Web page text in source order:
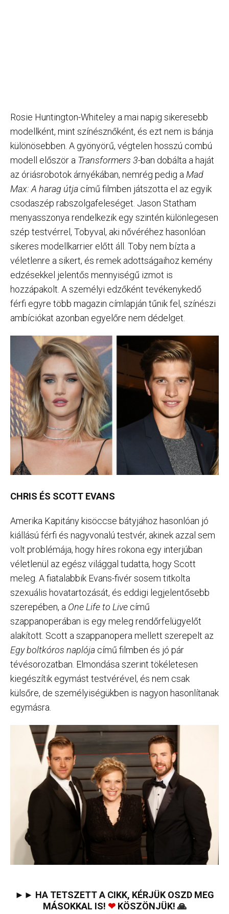
Rosie Huntington-Whiteley a mai napig sikeresebb
modellként, mint színésznőként, és ezt nem is bánja
különösebben. A gyönyörű, végtelen hosszú combú
modell először a Transformers 3-ban dobálta a haját
az óriásrobotok árnyékában, nemrég pedig aMad
Max: A harag útja című filmben játszotta el az egyik
csodaszép rabszolgafeleséget. Jason Statham
menyasszonya rendelkezik egy szintén különlegesen
szép testvérrel, Tobyval, aki nővéréhez hasonlóan
sikeres modellkarrier előtt áll. Toby nem bízta a
véletlenre a sikert, és remek adottságaihoz kemény
edzésekkel jelentős mennyiségű izmot is
hozzápakolt. A személyi edzőként tevékenykedő
férfi egyre több magazin címlapján tűnik fel, színészi
ambíciókat azonban egyelőre nem dédelget.
CHRIS ÉS SCOTT EVANS
Amerika Kapitány kisöccse bátyjához hasonlóan jó
kiállású férfi és nagyvonalú testvér, akinek azzal sem
volt problémája, hogy híres rokona egy interjúban
véletlenül az egész világgal tudatta, hogy Scott
meleg. A fiatalabbik Evans-fivér sosem titkolta
szexuális hovatartozását, és eddigi legjelentősebb
szerepében, a One Life to Live című
szappanoperában is egy meleg rendőrfelügyelőt
alakított. Scott a szappanopera mellett szerepelt az
Egy boltkóros naplója című filmben és jó pár
tévésorozatban. Elmondása szerint tökéletesen
kiegészítik egymást testvérével, és nem csak
külsőre, de személyiségükben is nagyon hasonlítanak
egymásra.
►► HA TETSZETT A CIKK, KÉRJÜK OSZD MEG
MÁSOKKAL IS! ❤KÖSZÖNJÜK! 🙏